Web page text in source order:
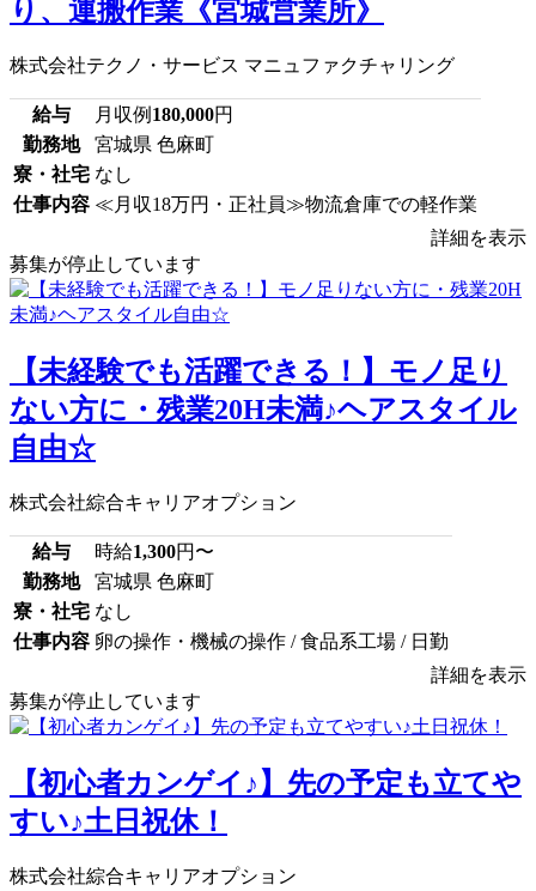
り、運搬作業《宮城営業所》
株式会社テクノ・サービス マニュファクチャリング
給与 月収例 180,000円
勤務地
宮城県 色麻町
寮・社宅 なし
仕事内容 ≪月収18万円・正社員≫物流倉庫での軽作業
詳細を表示
募集が停止しています
【未経験でも活躍できる！】モノ足り
ない方に・残業20H未満♪ヘアスタイル
自由☆
株式会社綜合キャリアオプション
給与 時給1,300円〜
勤務地
宮城県 色麻町
寮・社宅 なし
仕事内容 卵の操作・機械の操作 / 食品系工場 / 日勤
詳細を表示
募集が停止しています
【初心者カンゲイ♪】先の予定も立てや
すい♪土日祝休！
株式会社綜合キャリアオプション